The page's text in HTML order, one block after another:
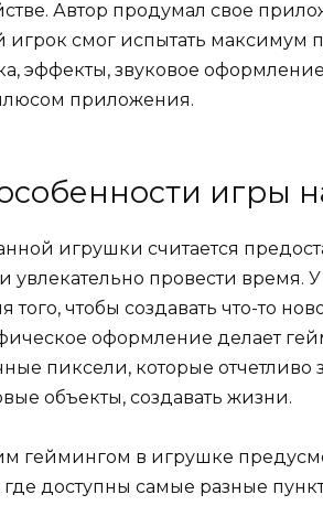
Автор продумал свое
игрок смог испытать максимум
эффекты, звуковое
приложения.
игры
игрушки считается
увлекательно провести время.
чтобы создавать что-то
оформление делает
пиксели, которые
объекты, создавать жизни.
геймингом в игрушке
доступны самые разные